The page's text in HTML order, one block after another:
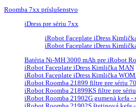
Roomba 7xx príslušenstvo
iDress pre sériu 7xx
iRobot Faceplate iDress
iRobot Faceplate iDress
Batéria Ni-MH 3000 mAh pre iRobot
iRobot Faceplate iDress Kimlička MAN
iRobot Faceplate iDress Kimlička
iRobot Roomba 21899 filtre pre sériu
iRobot Roomba 21899KS filtre pre
iRobot Roomba 21902G gumená kefa -